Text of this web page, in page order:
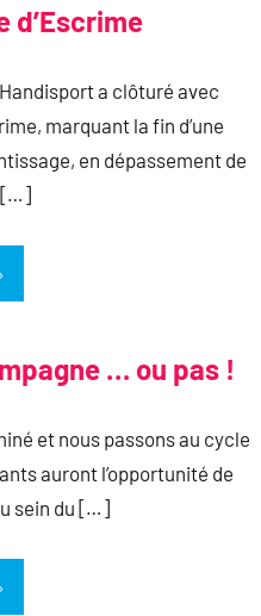
d’Escrime
a clôturé avec
marquant la fin d’une
en dépassement de
[…]
… ou pas !
et nous passons au cycle
auront l’opportunité de
sein du […]